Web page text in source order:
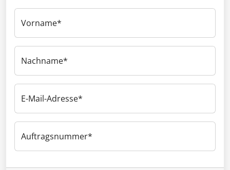
Vorname
Nachname
E-Mail-Adresse
Auftragsnummer